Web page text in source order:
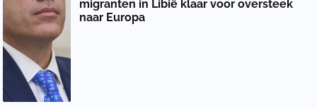
migranten in Libië klaar voor oversteek
naar Europa